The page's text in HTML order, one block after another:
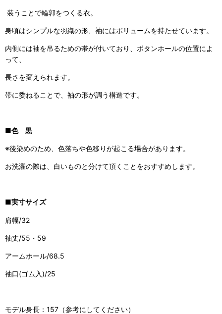
装うことで輪郭をつくる衣。
身頃はシンプルな羽織の形、袖にはボリュームを持たせています。
内側には袖を吊るための帯が付いており、ボタンホールの位置によ
って、
長さを変えられます。
帯に委ねることで、袖の形が調う構造です。
■色 黒
※後染めのため、色落ちや色移りが起こる場合があります。
お洗濯の際は、白いものと分けて頂くことをおすすめします。
■実寸サイズ
肩幅/32
袖丈/55・59
アームホール/68.5
袖口(ゴム入)/25
モデル身長：157（参考にしてください）